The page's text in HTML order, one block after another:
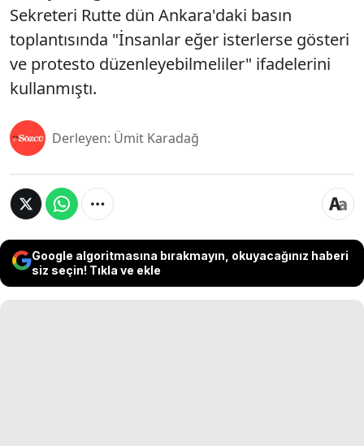
Sekreteri Rutte dün Ankara'daki basın
toplantısında "İnsanlar eğer isterlerse gösteri
ve protesto düzenleyebilmeliler" ifadelerini
kullanmıştı.
Derleyen: Ümit Karadağ
Google algoritmasına bırakmayın, okuyacağınız haberi
siz seçin! Tıkla ve ekle